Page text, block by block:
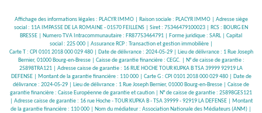
Affichage des informations légales : PLACYR IMMO | Raison sociale : PLACYR IMMO | Adresse siège
social : 11A IMPASSE DE LA ROMAINE - 01570 FEILLENS | Siret : 75346479100023 | RCS : BOURG EN
BRESSE | Numero TVA Intracommunautaire : FR87753464791 | Forme juridique : SARL | Capital
social : 225 000 | Assurance RCP : Transaction et gestion immobilière |
Carte T : CPI 0101 2018 000 029 480 | Date de délivrance : 2024-05-29 | Lieu de délivrance : 1 Rue Joseph
Bernier, 01000 Bourg-en-Bresse | Caisse de garantie financière : CEGC. | N° de caisse de garantie :
25898TRA121 | Adresse caisse de garantie : 16 RUE HOCHE TOUR KUPKA B TSA 39999 92919 LA
DEFENSE | Montant de la garantie financière : 110 000 | Carte G : CPI 0101 2018 000 029 480 | Date de
délivrance : 2024-05-29 | Lieu de délivrance : 1 Rue Joseph Bernier, 01000 Bourg-en-Bresse | Caisse de
garantie financière : Caisse Européenne de garantie et caution | N° de caisse de garantie : 25898GES121
| Adresse caisse de garantie : 16 rue Hoche - TOUR KUPKA B - TSA 39999 - 92919 LA DEFENSE | Montant
de la garantie financière : 110 000 | Nom du médiateur : Association Nationale des Médiateurs (ANM) |